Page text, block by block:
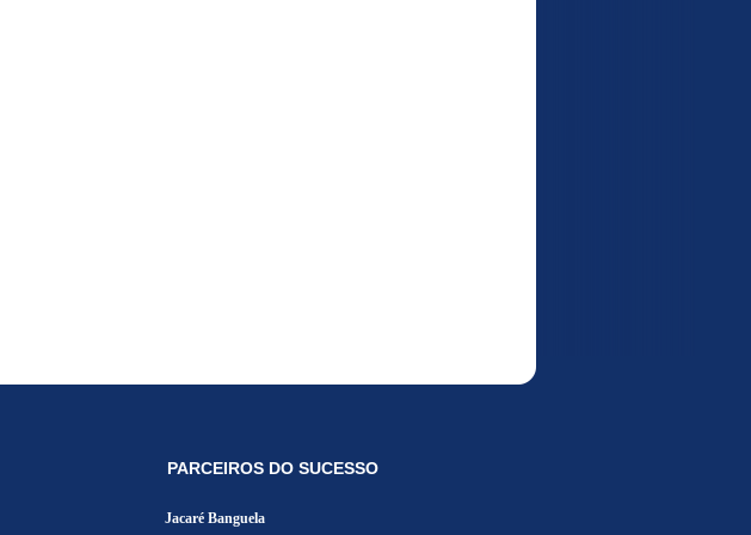
PARCEIROS DO SUCESSO
Jacaré Banguela